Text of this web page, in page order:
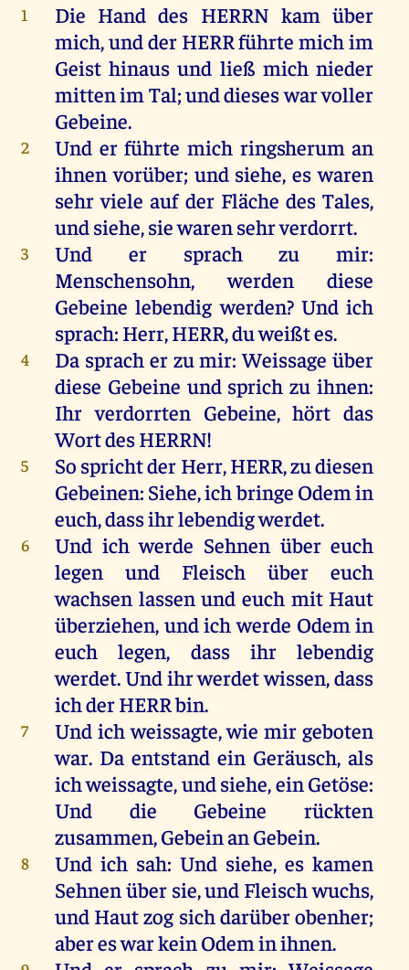
1 Die Hand des HERRN kam über
mich,undder HERRführte michim
Geist hinaus und ließ mich nieder
mittenim Tal;unddieseswarvoller
Gebeine.
2 Und er führte mich ringsherum an
ihnen vorüber; und siehe,es waren
sehr viele auf der Fläche des Tales,
undsiehe,siewarensehrverdorrt.
3 Und er sprach zu mir:
Menschensohn,werden
diese
Gebeine lebendig werden? Und ich
sprach: Herr,HERR,duweißtes.
4 Da sprach er zu mir:Weissage über
diese Gebeine und sprich zu ihnen:
Ihr verdorrten Gebeine,hört das
WortdesHERRN!
5 So sprichtder Herr,HERR,zudiesen
Gebeinen: Siehe,ichbringe Odemin
euch, dassihrlebendigwerdet.
6 Und ich werde Sehnen über euch
legen
und Fleisch über
euch
wachsen lassen und euch mit Haut
überziehen, undich werde Odem in
euch
legen, dass ihr
lebendig
werdet.Undihrwerdetwissen, dass
ichderHERRbin.
7 Und ich weissagte,wie mir geboten
war. Daentstandein Geräusch,als
ichweissagte,undsiehe,einGetöse:
Und
die Gebeine rückten
zusammen,GebeinanGebein.
8 Und ich sah:Und siehe,es kamen
Sehnenüber sie,und Fleischwuchs,
und Hautzog sichdarüberobenher;
abereswarkeinOdeminihnen.